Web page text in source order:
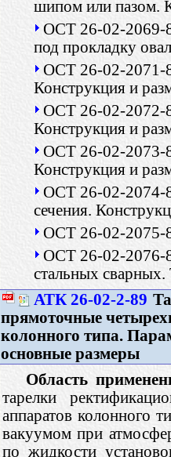
шипом или пазом.
ОСТ 26-02-2069-
под прокладку
ОСТ 26-02-2071-
Конструкция и
ОСТ 26-02-2072-
Конструкция и
ОСТ 26-02-2073-
Конструкция и
ОСТ 26-02-2074-
сечения.
ОСТ 26-02-2075-
ОСТ 26-02-2076-
стальных сварных.
АТК 26-02-2-89
прямоточные
колонного типа.
основные размеры
Область
тарелки
аппаратов колонного
вакуумом при
по жидкости